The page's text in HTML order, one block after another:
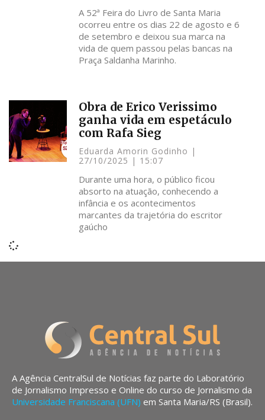
A 52ª Feira do Livro de Santa Maria
ocorreu entre os dias 22 de agosto e 6
de setembro e deixou sua marca na
vida de quem passou pelas bancas na
Praça Saldanha Marinho.
Obra de Erico Verissimo
ganha vida em espetáculo
com Rafa Sieg
Eduarda Amorin Godinho
27/10/2025
15:07
Durante uma hora, o público ficou
absorto na atuação, conhecendo a
infância e os acontecimentos
marcantes da trajetória do escritor
gaúcho
A Agência CentralSul de Notícias faz parte do Laboratório
de Jornalismo Impresso e Online do curso de Jornalismo da
Universidade Franciscana (UFN) em Santa Maria/RS (Brasil).